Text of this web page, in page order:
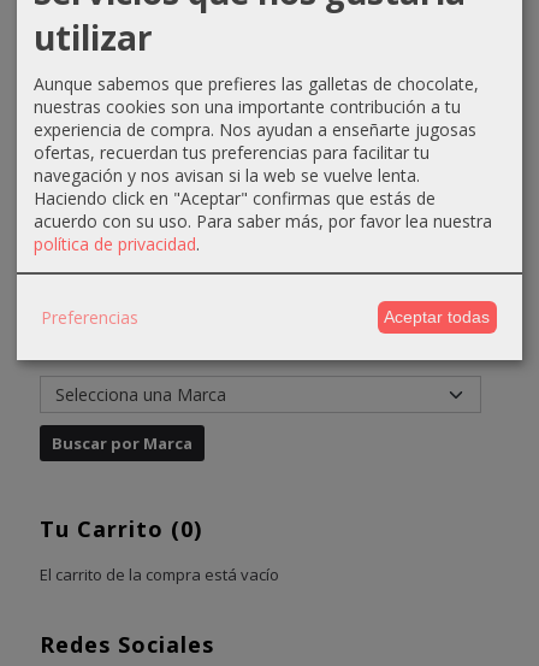
Tu Carrito (0)
El carrito de la compra está vacío
Redes Sociales
Equium
N5.0
Claro...
4,31 €
6,61 €
Equium
N6.0 Rubio
4,31 €
6,61 €
Equium
Claro...
4,31 €
6,61 €
Equium
Oscuro...
4,31 €
utilizar
Aunque sabemos que prefieres las galletas de chocolate,
nuestras cookies son una importante contribución a tu
experiencia de compra. Nos ayudan a enseñarte jugosas
ofertas, recuerdan tus preferencias para facilitar tu
navegación y nos avisan si la web se vuelve lenta.
Haciendo click en "Aceptar" confirmas que estás de
acuerdo con su uso. Para saber más, por favor lea nuestra
política de privacidad.
Preferencias Aceptar todas